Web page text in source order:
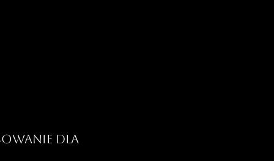
dla